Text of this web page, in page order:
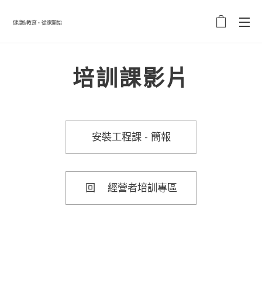
健康&教育・從家開始
培訓課影片
安裝工程課 - 簡報
回🔙經營者培訓專區